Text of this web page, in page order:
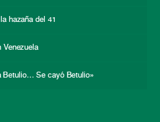
hazaña del 41
Venezuela
Betulio… Se cayó Betulio»